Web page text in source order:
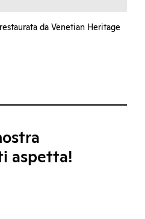
da Venetian Heritage
aspetta!